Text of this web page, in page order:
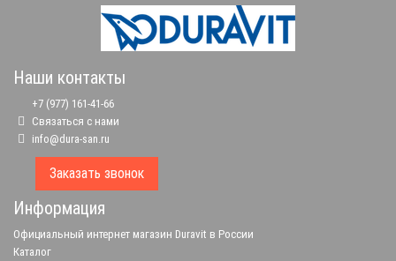
Наши контакты
+7 (977) 161-41-66
Связаться с нами
info@dura-san.ru
Заказать звонок
Информация
Официальный интернет магазин Duravit в России
Каталог